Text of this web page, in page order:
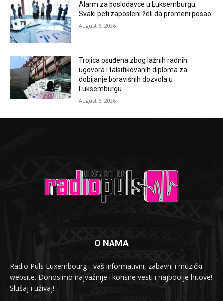
Alarm za poslodavce u Luksemburgu:
Svaki peti zaposleni želi da promeni posao
August 6, 2026
Trojica osuđena zbog lažnih radnih
ugovora i falsifikovanih diploma za
dobijanje boravišnih dozvola u
Luksemburgu
August 6, 2026
O NAMA
Radio Puls Luxembourg - vaš informativni, zabavni i muzički
website. Donosimo najvažnije i korisne vesti i najboolje hitove!
Slušaj i uživaj!